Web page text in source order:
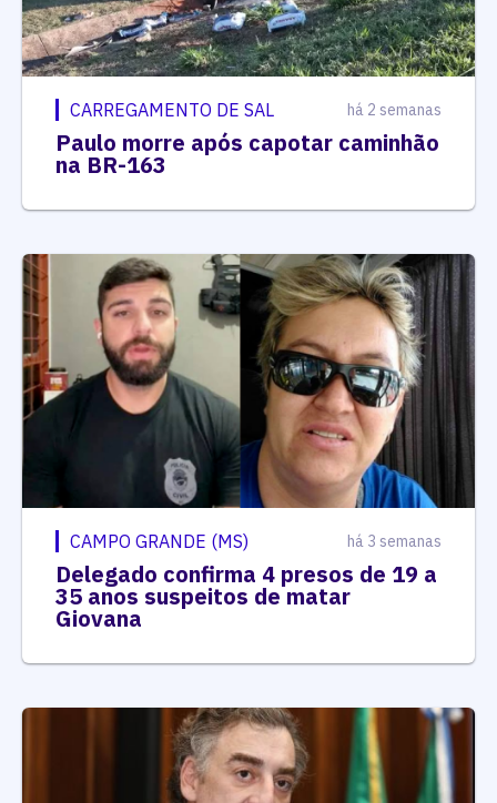
CARREGAMENTO DE SAL há 2 semanas
Paulo morre após capotar caminhão
na BR-163
CAMPO GRANDE (MS) há 3 semanas
Delegado confirma 4 presos de 19 a
35 anos suspeitos de matar
Giovana